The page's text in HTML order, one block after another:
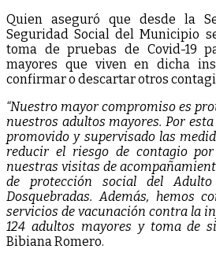
Quien aseguró que desde la
Seguridad Social del Municipio
toma de pruebas de Covid-19
mayores que viven en dicha
confirmar o descartar otros
“Nuestro mayor compromiso es
nuestros adultos mayores. Por
promovido y supervisado las
reducir el riesgo de contagio
nuestras visitas de
de protección social del
Dosquebradas. Además, hemos
servicios de vacunación contra la
124 adultos mayores y toma de
Bibiana Romero.